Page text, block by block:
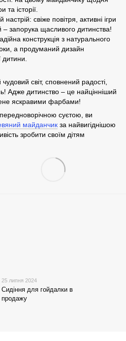
та історії.
свіже повітря, активні ігри
запорука щасливого дитинства!
конструкція з натурального
а продуманий дизайн
світ, сповнений радості,
Адже дитинство – це найцінніший
яскравими фарбами!
суєтою, ви
майданчик за найвигіднішою
зробити своїм дітям
25 липня 2024
Сидіння для гойдалки в
продажу